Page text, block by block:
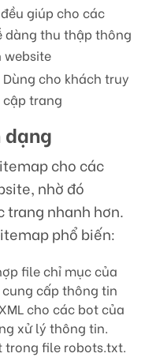
giúp cho các
dàng thu thập thông
website
Dùng cho khách truy
cập trang
dạng
cho các
nhờ đó
trang nhanh hơn.
phổ biến:
file chỉ mục của
cấp thông tin
cho các bot của
xử lý thông tin.
trong file robots.txt.